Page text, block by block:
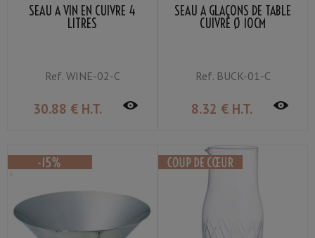
SEAU À VIN EN CUIVRE 4
LITRES
Ref.WINE-02-C
30.88 € H.T.
SEAU À GLAÇONS DE TABLE
CUIVRE Ø 10CM
Ref.BUCK-01-C
8.32 € H.T.